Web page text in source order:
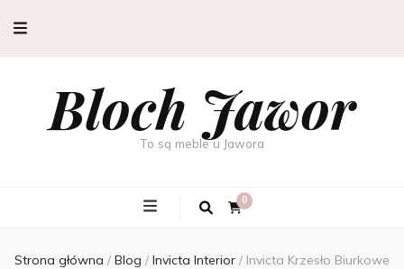
Bloch Jawor
To są meble u Jawora
0
Strona główna / Blog / Invicta Interior / Invicta Krzesło Biurkowe